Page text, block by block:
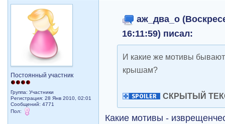
Постоянный участник
Группа: Участники
Регистрация: 28 Янв 2010, 02:01
Сообщений: 4771
Пол:
аж_два_о
16:11:59) писал:
И какие же мотивы
крышам?
СКРЫТЫЙ
Какие мотивы -